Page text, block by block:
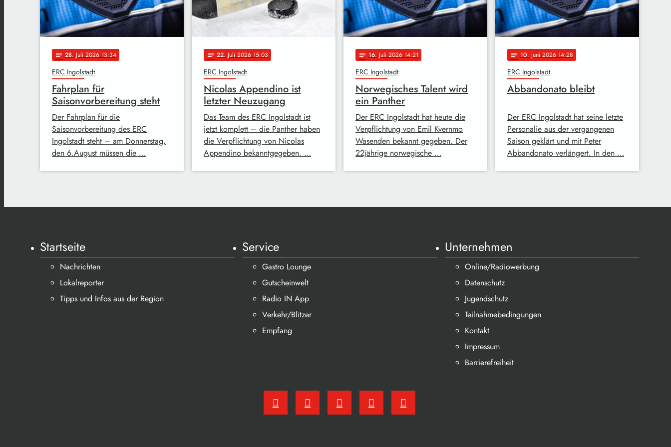
notes 28. Juli 2026 13:34
ERC Ingolstadt
Fahrplan für
Saisonvorbereitung steht
Der Fahrplan für die
Saisonvorbereitung des ERC
Ingolstadt steht – am Donnerstag,
den 6.August müssen die …
notes 22. Juli 2026 15:03
ERC Ingolstadt
Nicolas Appendino ist
letzter Neuzugang
Das Team des ERC Ingolstadt ist
jetzt komplett – die Panther haben
die Verpflichtung von Nicolas
Appendino bekanntgegeben. …
notes 16. Juli 2026 14:21
ERC Ingolstadt
Norwegisches Talent wird
ein Panther
Der ERC Ingolstadt hat heute die
Verpflichtung von Emil Kvernmo
Wasenden bekannt gegeben. Der
22jährige norwegische …
notes 10. Juni 2026 14:28
ERC Ingolstadt
Abbandonato bleibt
Der ERC Ingolstadt hat seine letzte
Personalie aus der vergangenen
Saison geklärt und mit Peter
Abbandonato verlängert. In den …
Startseite
Nachrichten
Lokalreporter
Tipps und Infos aus der Region
Service
Gastro Lounge
Gutscheinwelt
Radio IN App
Verkehr/Blitzer
Empfang
Unternehmen
Online/Radiowerbung
Datenschutz
Jugendschutz
Teilnahmebedingungen
Kontakt
Impressum
Barrierefreiheit